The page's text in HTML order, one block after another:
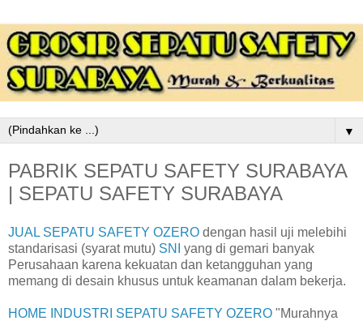
▼
PABRIK SEPATU SAFETY SURABAYA
| SEPATU SAFETY SURABAYA
JUAL SEPATU SAFETY OZERO dengan hasil uji melebihi
standarisasi (syarat mutu) SNI
yang di gemari banyak
Perusahaan karena kekuatan dan ketangguhan yang
memang di desain khusus untuk keamanan dalam bekerja.
HOME INDUSTRI SEPATU SAFETY OZERO "Murahnya